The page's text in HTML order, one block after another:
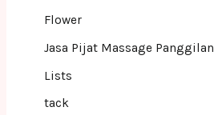
Flower
Jasa Pijat Massage Panggilan
Lists
tack